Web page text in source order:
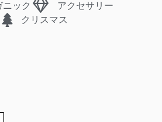
ニック
アクセサリー
クリスマス